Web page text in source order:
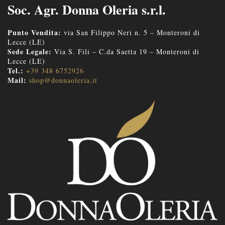
Soc. Agr. Donna Oleria s.r.l.
Punto Vendita: via San Filippo Neri n. 5 – Monteroni di
Lecce (LE)
Sede Legale: Via S. Fili – C.da Saetta 19 – Monteroni di
Lecce (LE)
Tel.: +39 348 6752926
Mail: shop@donnaoleria.it